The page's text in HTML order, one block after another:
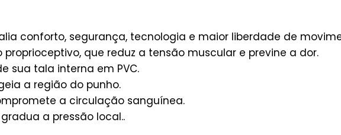
conforto, segurança, tecnologia e maior liberdade de
que reduz a tensão muscular e previne a dor.
sua tala interna em PVC.
a região do punho.
a circulação sanguínea.
a pressão local..